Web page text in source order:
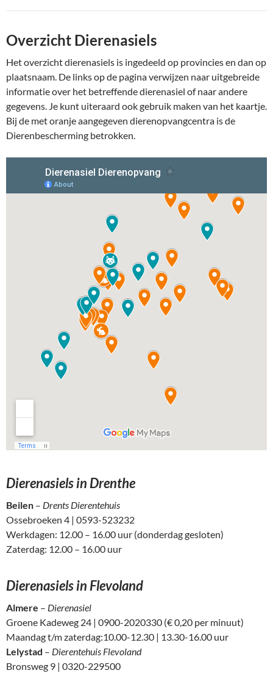
Overzicht Dierenasiels
Het overzicht dierenasiels is ingedeeld op provincies en dan op
plaatsnaam. De links op de pagina verwijzen naar uitgebreide
informatie over het betreffende dierenasiel of naar andere
gegevens. Je kunt uiteraard ook gebruik maken van het kaartje.
Bij de met oranje aangegeven dierenopvangcentra is de
Dierenbescherming betrokken.
Dierenasiels in Drenthe
Beilen – Drents Dierentehuis
Ossebroeken 4 | 0593-523232
Werkdagen: 12.00 – 16.00 uur (donderdag gesloten)
Zaterdag: 12.00 – 16.00 uur
Dierenasiels in Flevoland
Almere – Dierenasiel
Groene Kadeweg 24 | 0900-2020330 (€ 0,20 per minuut)
Maandag t/m zaterdag:10.00-12.30 | 13.30-16.00 uur
Lelystad – Dierentehuis Flevoland
Bronsweg 9 | 0320-229500